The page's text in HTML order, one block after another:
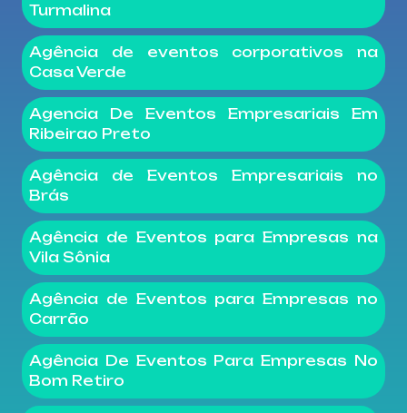
Turmalina
Agência de eventos corporativos na
Casa Verde
Agencia De Eventos Empresariais Em
Ribeirao Preto
Agência de Eventos Empresariais no
Brás
Agência de Eventos para Empresas na
Vila Sônia
Agência de Eventos para Empresas no
Carrão
Agência De Eventos Para Empresas No
Bom Retiro